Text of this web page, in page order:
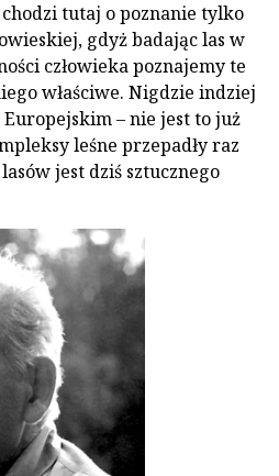
tutaj o poznanie tylko
gdyż badając las w
człowieka poznajemy te
właściwe. Nigdzie indziej
– nie jest to już
leśne przepadły raz
jest dziś sztucznego